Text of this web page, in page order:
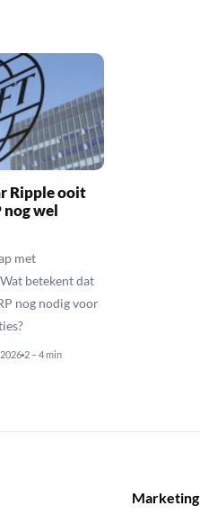
Ripple ooit
nog wel
met
betekent dat
nog nodig voor
2 – 4 min
Marketing